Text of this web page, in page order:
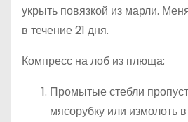
укрыть повязкой из марли.
в течение 21 дня.
Компресс на лоб из плюща:
Промытые стебли
мясорубку или измолоть